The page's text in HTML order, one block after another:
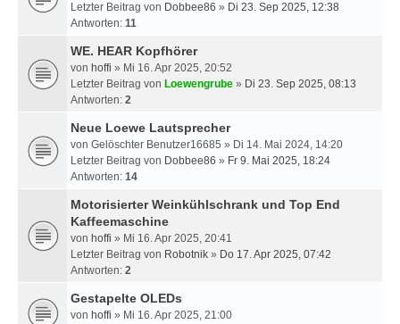
Letzter Beitrag von Dobbee86 » Di 23. Sep 2025, 12:38
Antworten: 11
WE. HEAR Kopfhörer
von hoffi » Mi 16. Apr 2025, 20:52
Letzter Beitrag von Loewengrube » Di 23. Sep 2025, 08:13
Antworten: 2
Neue Loewe Lautsprecher
von Gelöschter Benutzer16685 » Di 14. Mai 2024, 14:20
Letzter Beitrag von Dobbee86 » Fr 9. Mai 2025, 18:24
Antworten: 14
Motorisierter Weinkühlschrank und Top End
Kaffeemaschine
von hoffi » Mi 16. Apr 2025, 20:41
Letzter Beitrag von Robotnik » Do 17. Apr 2025, 07:42
Antworten: 2
Gestapelte OLEDs
von hoffi » Mi 16. Apr 2025, 21:00